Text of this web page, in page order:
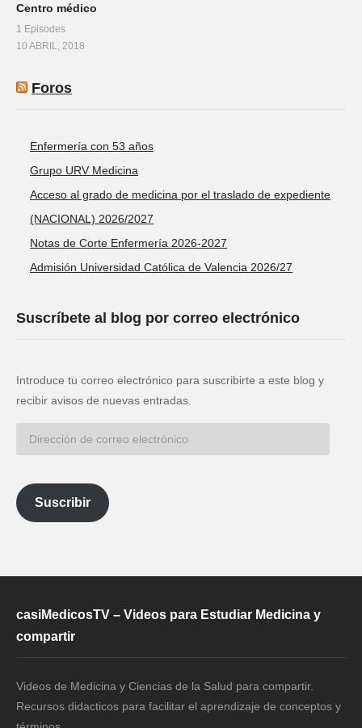
Centro médico
1 Episodes
10 ABRIL, 2018
Foros
Enfermería con 53 años
Grupo URV Medicina
Acceso al grado de medicina por el traslado de expediente
(NACIONAL) 2026/2027
Notas de Corte Enfermería 2026-2027
Admisión Universidad Católica de Valencia 2026/27
Suscríbete al blog por correo electrónico
Introduce tu correo electrónico para suscribirte a este blog y
recibir avisos de nuevas entradas.
electrónico
Suscribir
casiMedicosTV – Videos para Estudiar Medicina y
compartir
Videos de Medicina y Ciencias de la Salud para compartir.
Recursos didacticos para facilitar el aprendizaje de conceptos y